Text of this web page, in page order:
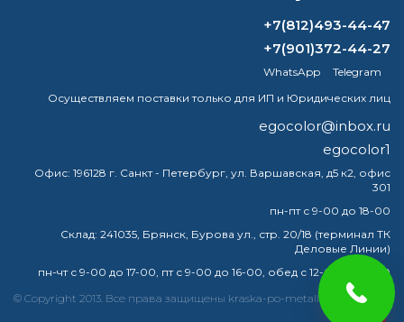
ВОПРОС-ОТВЕТ
В чем разница между огнезащитной
краской и вспучивающейся краской?
Чем лучше красить металл на улице?
Какого цвета патина на серебре?
краска эмаль купить грунт
металла
+7(812)493-44-47
+7(901)372-44-27
WhatsApp
Telegram
Осуществляем поставки только для ИП и Юридических лиц
egocolor@inbox.ru
egocolor1
Офис: 196128 г. Санкт - Петербург, ул. Варшавская, д5 к2, офис
301
пн-пт с 9-00 до 18-00
Склад: 241035, Брянск, Бурова ул., стр. 20/18 (терминал ТК
Деловые Линии)
пн-чт с 9-00 до 17-00, пт с 9-00 до 16-00, обед с 12-00 до 13-00
© Copyright 2013. Все права защищены kraska-po-metallu-bryansk.ru